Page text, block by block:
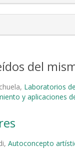
del
Laboratorios
y aplicaciones
Autoconcepto